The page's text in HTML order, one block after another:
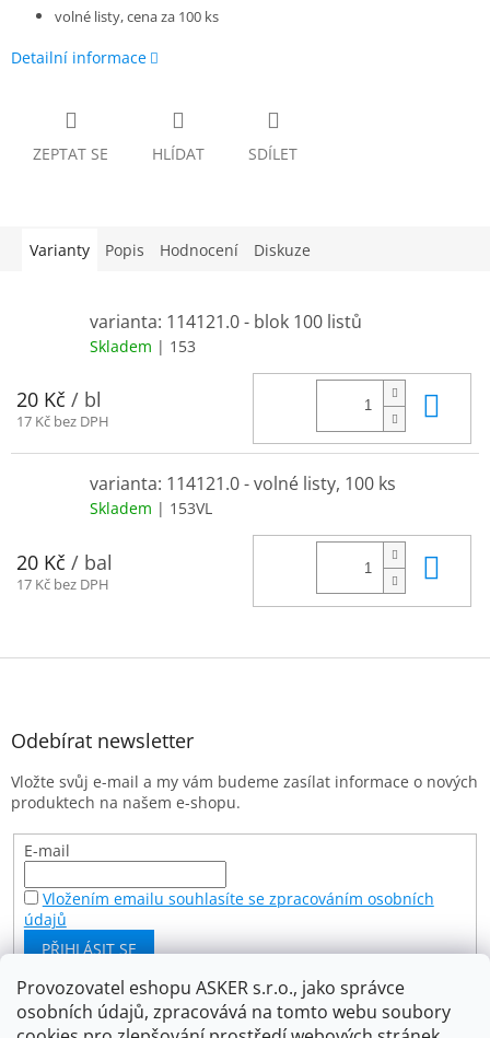
Provozovatel eshopu ASKER s.r.o., jako správce
osobních údajů, zpracovává na tomto webu soubory
volné listy, cena za 100 ks
Detailní informace
ZEPTAT SE HLÍDAT SDÍLET
Varianty Popis Hodnocení Diskuze
varianta: 114121.0 - blok 100 listů
Skladem | 153
20 Kč / bl
17 Kč bez DPH
varianta: 114121.0 - volné listy, 100 ks
Skladem | 153VL
20 Kč / bal
17 Kč bez DPH
Z
Odebírat newsletter
Vložte svůj e-mail a my vám budeme zasílat informace o nových
produktech na našem e-shopu.
E-mail
Vložením emailu souhlasíte se zpracováním osobních
údajů
PŘIHLÁSIT SE